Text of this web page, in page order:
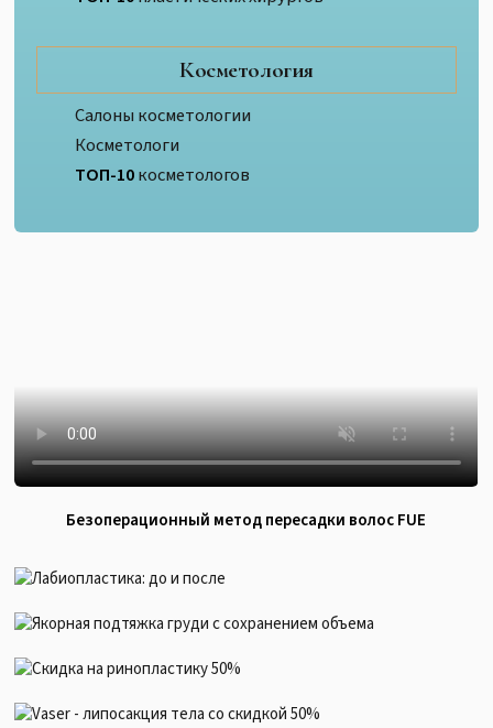
Косметология
Салоны косметологии
Косметологи
ТОП-10косметологов
Безоперационный метод пересадки волос FUE